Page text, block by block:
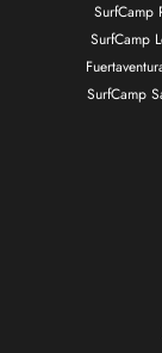
SurfCamp
SurfCamp
SurfCamp